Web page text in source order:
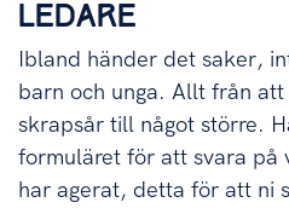
LEDARE
Ibland händer det saker,
barn och unga. Allt från
skrapsår till något större.
formuläret för att svara på
har agerat, detta för att ni